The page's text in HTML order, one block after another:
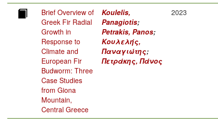
Brief Overview of
Greek Fir Radial
Growth in
Response to
Climate and
European Fir
Budworm: Three
Case Studies
from Giona
Mountain,
Central Greece
Koulelis,
Panagiotis;
Petrakis, Panos;
Κουλελής,
Παναγιώτης;
Πετράκης, Πάνος
2023